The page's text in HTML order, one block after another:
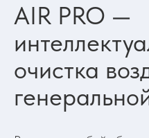
AIR PRO —
очистка